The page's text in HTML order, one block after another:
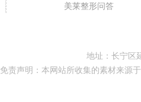
美莱整形问答
地址：长宁区
免责声明：本网站所收集的素材来源